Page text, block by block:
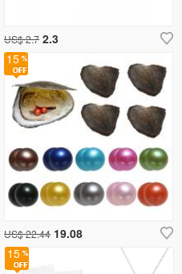
15
US$ 22.44 19.08
15
US$ 2.7 2.3